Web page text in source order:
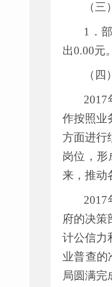
（
1
．
出0.00元
（
2017
作按照业
方面进行
岗位，形
来，推动
2017
府的决策
计公信力
业普查的
局圆满完